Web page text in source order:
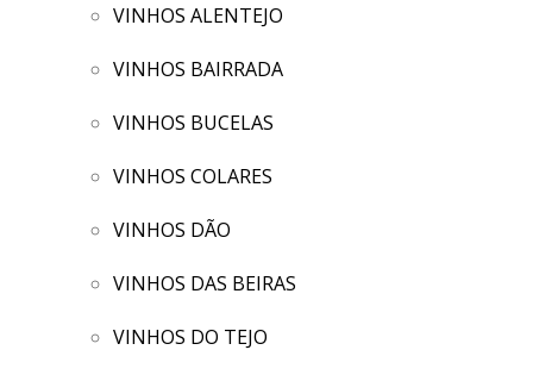
VINHOS ALENTEJO
VINHOS BAIRRADA
VINHOS BUCELAS
VINHOS COLARES
VINHOS DÃO
VINHOS DAS BEIRAS
VINHOS DO TEJO